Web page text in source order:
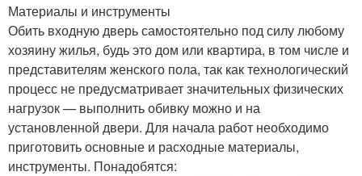
Материалы и инструменты
Обить входную дверь самостоятельно под силу любому
хозяину жилья, будь это дом или квартира, в том числе и
представителям женского пола, так как технологический
процесс не предусматривает значительных физических
нагрузок — выполнить обивку можно и на
установленной двери. Для начала работ необходимо
приготовить основные и расходные материалы,
инструменты. Понадобятся: